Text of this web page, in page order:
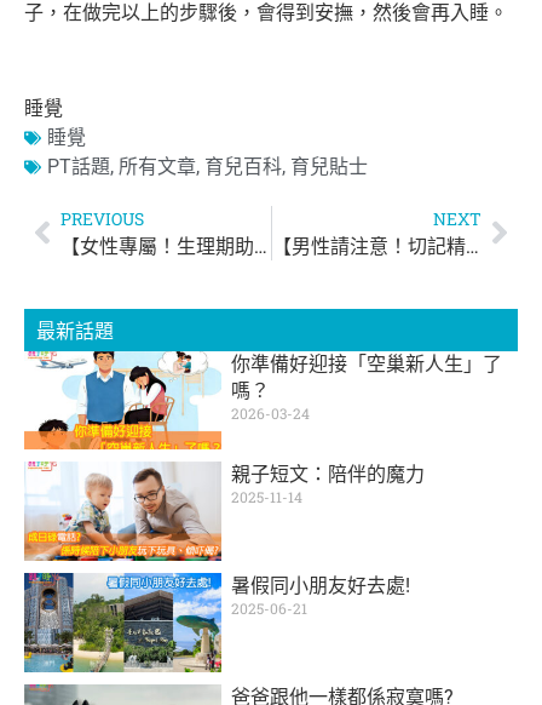
子，在做完以上的步驟後，會得到安撫，然後會再入睡。
睡覺
睡覺
PT話題, 所有文章, 育兒百科, 育兒貼士
PREVIOUS
【女性專屬！生理期助眠3食物】
NEXT
【男性請注意！切記精子怕高溫】
最新話題
你準備好迎接「空巢新人生」了
嗎？
2026-03-24
親子短文：陪伴的魔力
2025-11-14
暑假同小朋友好去處!
2025-06-21
爸爸跟他一樣都係寂寞嗎?